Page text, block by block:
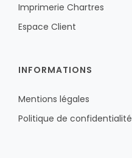
Imprimerie Chartres
Espace Client
INFORMATIONS
Mentions légales
Politique de confidentialité